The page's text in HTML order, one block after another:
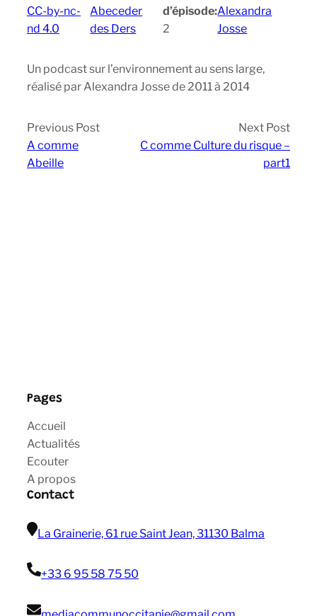
CC-by-nc-
nd 4.0
Abeceder
des Ders
d’épisode:
2
Alexandra
Josse
Un podcast sur l’environnement au sens large,
réalisé par Alexandra Josse de 2011 à 2014
Previous Post
A comme
Abeille
Next Post
C comme Culture du risque –
part1
Pages
Accueil
Actualités
Ecouter
A propos
Contact
La Grainerie, 61 rue Saint Jean, 31130 Balma
+33 6 95 58 75 50